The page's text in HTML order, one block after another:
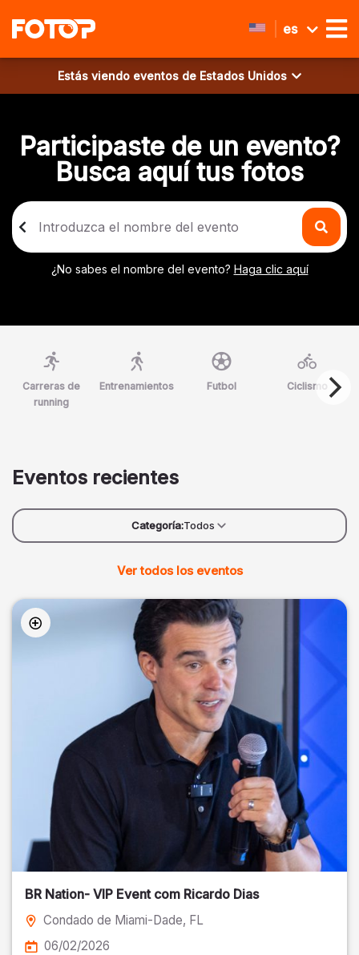
es
Estás viendo eventos de Estados Unidos
Participaste de un evento?
Busca aquí tus fotos
¿No sabes el nombre del evento? Haga clic aquí
Carreras de
running
Entrenamientos Futbol Ciclismo
Eventos recientes
Categoría:Todos
Ver todos los eventos
BR Nation- VIP Event com Ricardo Dias
Condado de Miami-Dade, FL
06/02/2026